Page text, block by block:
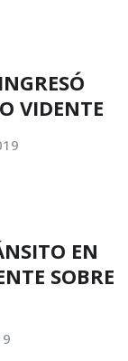
VIDENTE
EN
SOBRE